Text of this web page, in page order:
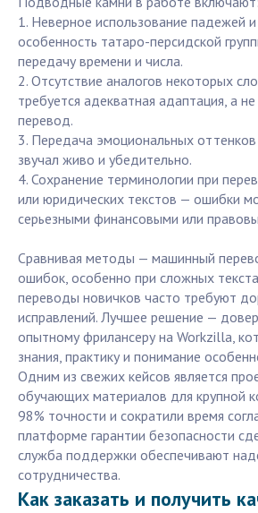
1. Неверное использование падежей
особенность татаро-персидской
передачу времени и числа.
2. Отсутствие аналогов некоторых
требуется адекватная адаптация, а
перевод.
3. Передача эмоциональных
звучал живо и убедительно.
4. Сохранение терминологии при
или юридических текстов — ошибки
серьезными финансовыми или
Сравнивая методы — машинный
ошибок, особенно при сложных
переводы новичков часто требуют
исправлений. Лучшее решение —
опытному фрилансеру на Workzilla,
знания, практику и понимание
Одним из свежих кейсов является
обучающих материалов для крупной
98% точности и сократили время
платформе гарантии безопасности
служба поддержки обеспечивают
сотрудничества.
Как заказать и получить